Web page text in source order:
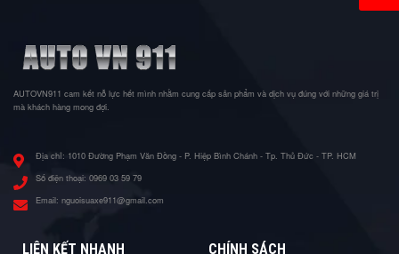
AUTOVN911 cam kết nỗ lực hết mình nhằm cung cấp sản phẩm và dịch vụ đúng với những giá trị
mà khách hàng mong đợi.
Địa chỉ: 1010 Đường Phạm Văn Đồng - P. Hiệp Bình Chánh - Tp. Thủ Đức - TP. HCM
Số điện thoại: 0969 03 59 79
Email: nguoisuaxe911@gmail.com
LIÊN KẾT NHANH CHÍNH SÁCH